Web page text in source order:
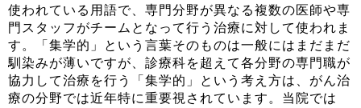
使われている用語で、専門分野が異なる複数の医師や専
門スタッフがチームとなって行う治療に対して使われま
す。「集学的」という言葉そのものは一般にはまだまだ
馴染みが薄いですが、診療科を超えて各分野の専門職が
協力して治療を行う「集学的」という考え方は、がん治
療の分野では近年特に重要視されています。当院では